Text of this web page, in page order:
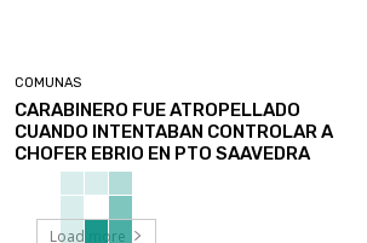
COMUNAS
CARABINERO FUE ATROPELLADO
CUANDO INTENTABAN CONTROLAR A
CHOFER EBRIO EN PTO SAAVEDRA
Load more